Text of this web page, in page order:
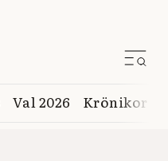
Val 2026 Krönikor